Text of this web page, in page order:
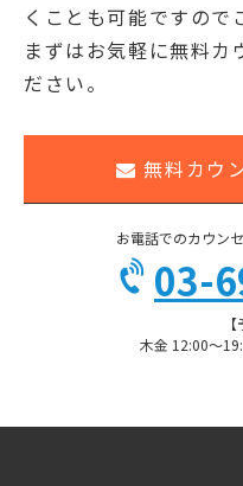
くことも可能ですので
まずはお気軽に無料カ
ださい。
無料カウ
お電話でのカウン
03-
木金 12:00〜